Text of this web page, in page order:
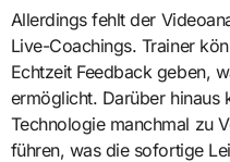
Allerdings fehlt der
Live-Coachings. Trainer
Echtzeit Feedback geben,
ermöglicht. Darüber hinaus
Technologie manchmal zu
führen, was die sofortige